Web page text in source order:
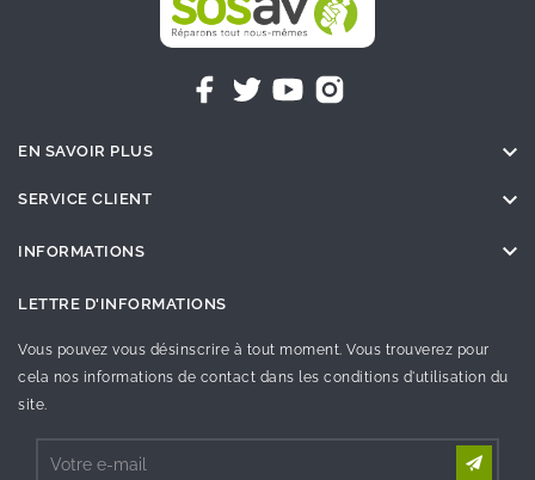
EN SAVOIR PLUS 
SERVICE CLIENT 
INFORMATIONS 
LETTRE D'INFORMATIONS
Vous pouvez vous désinscrire à tout moment. Vous trouverez pour
cela nos informations de contact dans les conditions d'utilisation du
site.